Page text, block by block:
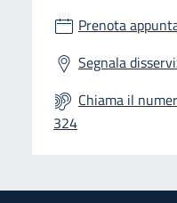
Prenota
Segnala
Chiama il
324